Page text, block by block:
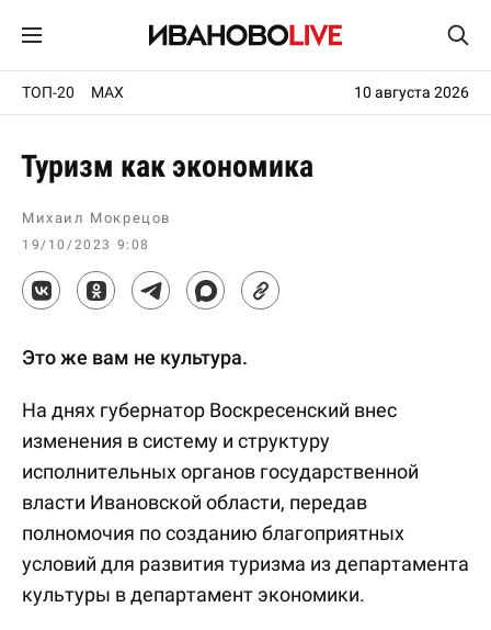
ТОП-20 MAX 10 августа 2026
Туризм как экономика
Михаил Мокрецов
19/10/2023 9:08
Это же вам не культура.
На днях губернатор Воскресенский внес
изменения в систему и структуру
исполнительных органов государственной
власти Ивановской области, передав
полномочия по созданию благоприятных
условий для развития туризма из департамента
культуры в департамент экономики.